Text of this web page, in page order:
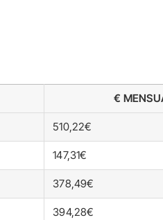
€
510,22€
147,31€
378,49€
394,28€